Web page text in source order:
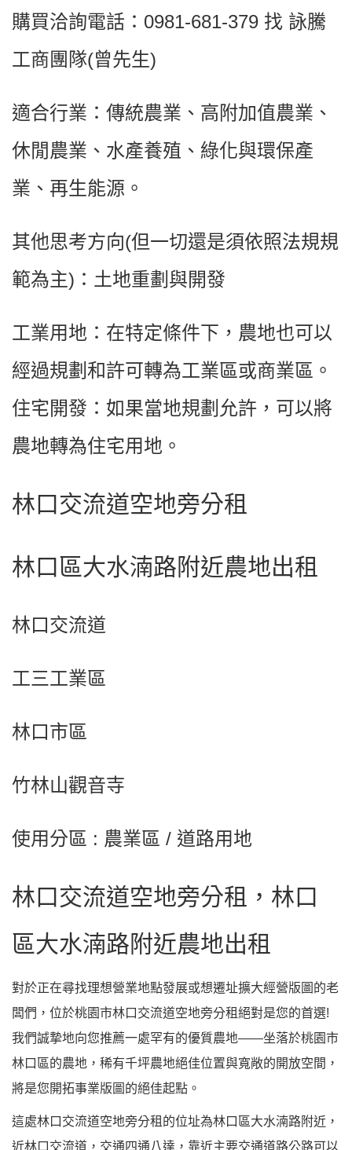
購買洽詢電話：0981-681-379 找 詠騰
工商團隊(曾先生)
適合行業：傳統農業、高附加值農業、
休閒農業、水產養殖、綠化與環保產
業、再生能源。
其他思考方向(但一切還是須依照法規規
範為主)： 土地重劃與開發
工業用地：在特定條件下，農地也可以
經過規劃和許可轉為工業區或商業區。
住宅開發：如果當地規劃允許，可以將
農地轉為住宅用地。
林口交流道空地旁分租
林口區大水湳路附近農地出租
林口交流道
工三工業區
林口市區
竹林山觀音寺
使用分區 : 農業區 / 道路用地
林口交流道空地旁分租，林口
區大水湳路附近農地出租
對於正在尋找理想營業地點發展或想遷址擴大經營版圖的老
闆們，位於桃園市林口交流道空地旁分租絕對是您的首選!
我們誠摯地向您推薦一處罕有的優質農地——坐落於桃園市
林口區的農地，稀有千坪農地絕佳位置與寬敞的開放空間，
將是您開拓事業版圖的絕佳起點。
這處林口交流道空地旁分租的位址為林口區大水湳路附近，
近林口交流道，交通四通八達，靠近主要交通道路公路可以